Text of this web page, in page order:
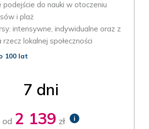
podejście do nauki w otoczeniu
i plaż
intensywne, indywidualne oraz z
lokalnej społeczności
100 lat
7 dni
od 2 139 zł i